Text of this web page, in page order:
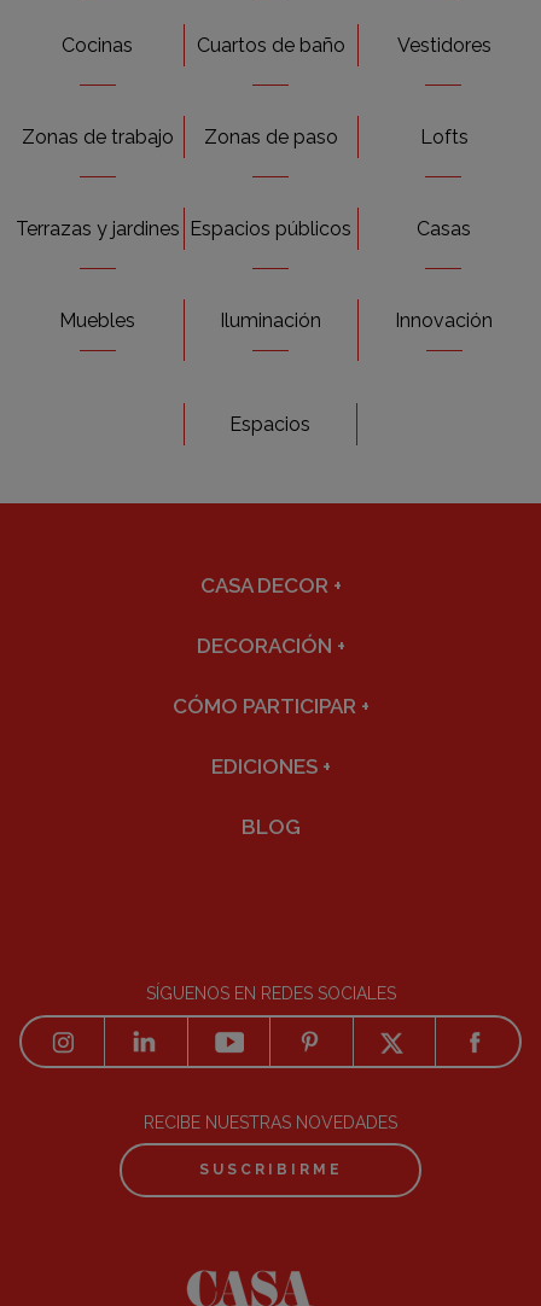
Cocinas Cuartos de baño Vestidores
Zonas de trabajo Zonas de paso Lofts
Terrazas y jardines Espacios públicos Casas
Muebles Iluminación Innovación
Espacios
CASA DECOR +
DECORACIÓN +
CÓMO PARTICIPAR +
EDICIONES +
BLOG
SÍGUENOS EN REDES SOCIALES
RECIBE NUESTRAS NOVEDADES
SUSCRIBIRME